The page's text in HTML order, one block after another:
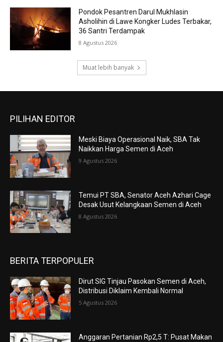
Pondok Pesantren Darul Mukhlasin
Asholihin di Lawe Kongker Ludes Terbakar,
36 Santri Terdampak
8 Agustus 2026
Muat lebih banyak
PILIHAN EDITOR
Meski Biaya Operasional Naik, SBA Tak
Naikkan Harga Semen di Aceh
9 Agustus 2026
Temui PT SBA, Senator Aceh Azhari Cage
Desak Usut Kelangkaan Semen di Aceh
8 Agustus 2026
BERITA TERPOPULER
Dirut SIG Tinjau Pasokan Semen di Aceh,
Distribusi Diklaim Kembali Normal
5 Agustus 2026
Anggaran Pertanian Rp2,5 T: Pusat Makan